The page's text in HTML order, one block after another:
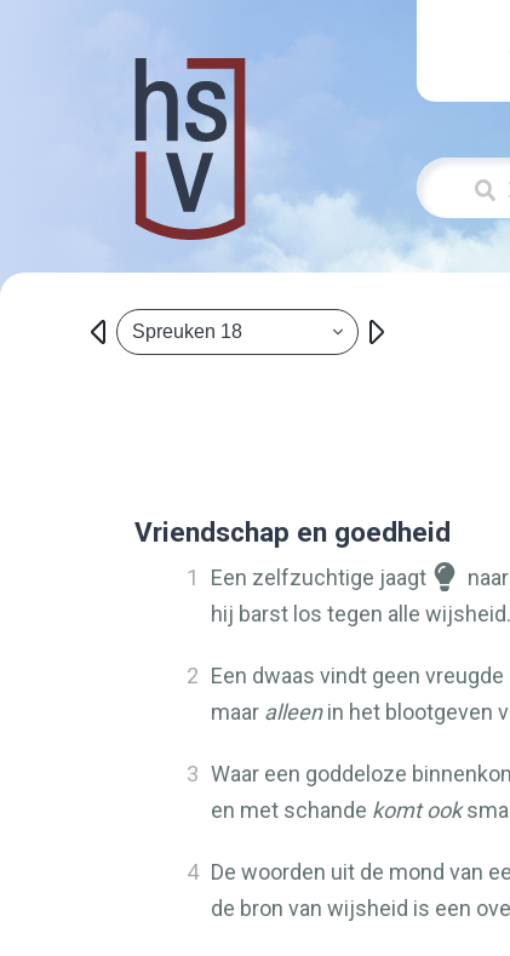
Spreuken 18
Vriendschap en goedheid
1 Een zelfzuchtige jaagt naar
hij barst los tegen alle wijsheid.
2 Een dwaas vindt geen
maar alleenin het blootgeven
3 Waar een goddeloze
en met schande komt ook
4 De woorden uit de mond van
de bron van wijsheid is een